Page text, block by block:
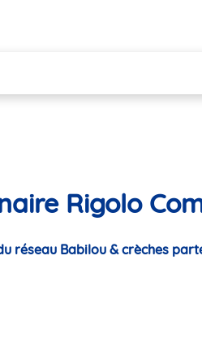
Rigolo
réseau Babilou & crèches